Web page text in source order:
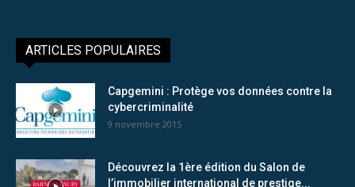
ARTICLES POPULAIRES
Capgemini : Protège vos données contre la
cybercriminalité
9 novembre 2015
Découvrez la 1ère édition du Salon de
l’immobilier international de prestige...